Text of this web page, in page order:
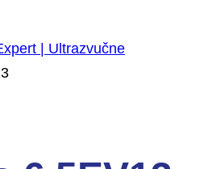
| Ultrazvučne